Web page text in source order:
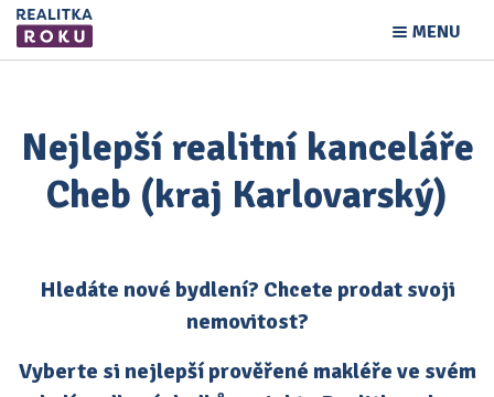
MENU
Nejlepší realitní kanceláře
Cheb (kraj Karlovarský)
Hledáte nové bydlení? Chcete prodat svoji
nemovitost?
Vyberte si nejlepší prověřené makléře ve svém